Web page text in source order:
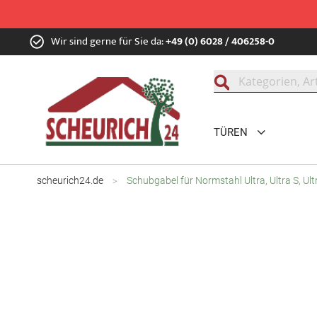
Zum
Inhalt Wir sind gerne für Sie da:+49 (0) 6028 / 406258-0
TÜREN
scheurich24.de Schubgabel für Normstahl Ultra, Ultra S,